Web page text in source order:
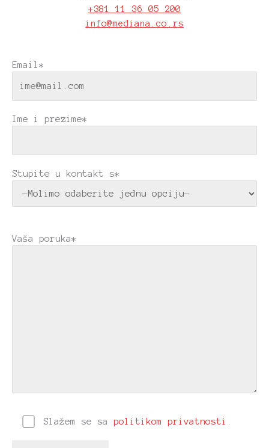
+381 11 36 05 200
info@mediana.co.rs
Email*
Ime i prezime*
Stupite u kontakt s*
Vaša poruka*
Slažem se sapolitikom privatnosti